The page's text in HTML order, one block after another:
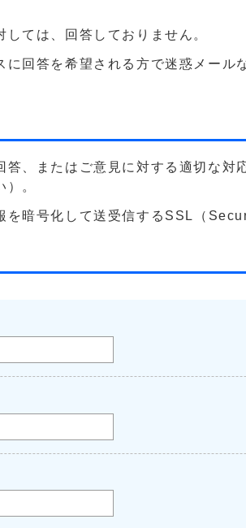
ては、回答しておりません。
に回答を希望される方で迷惑メー
、またはご意見に対する適切な
）。
を暗号化して送受信するSSL（